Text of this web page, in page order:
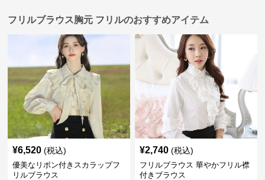
フリルブラウス胸元 フリルのおすすめアイテム
¥6,520 (税込)
優美なリボン付きスカラップフ
リルブラウス
¥2,740 (税込)
フリルブラウス 華やかフリル襟
付きブラウス